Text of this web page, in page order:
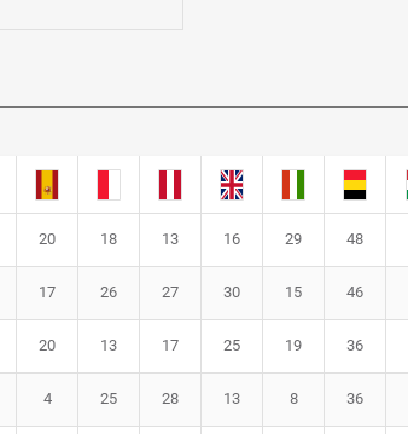
20 18 13 16 29 48
17 26 27 30 15 46
20 13 17 25 19 36
4 25 28 13 8 36